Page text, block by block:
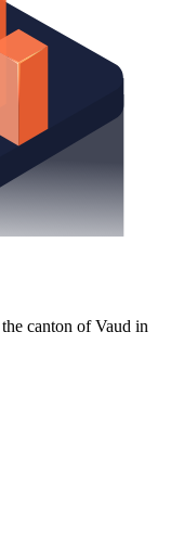
canton of Vaud in